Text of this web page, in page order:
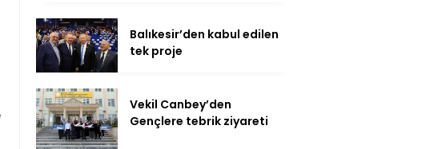
Balıkesir’den kabul edilen
tek proje
Vekil Canbey’den
Gençlere tebrik ziyareti